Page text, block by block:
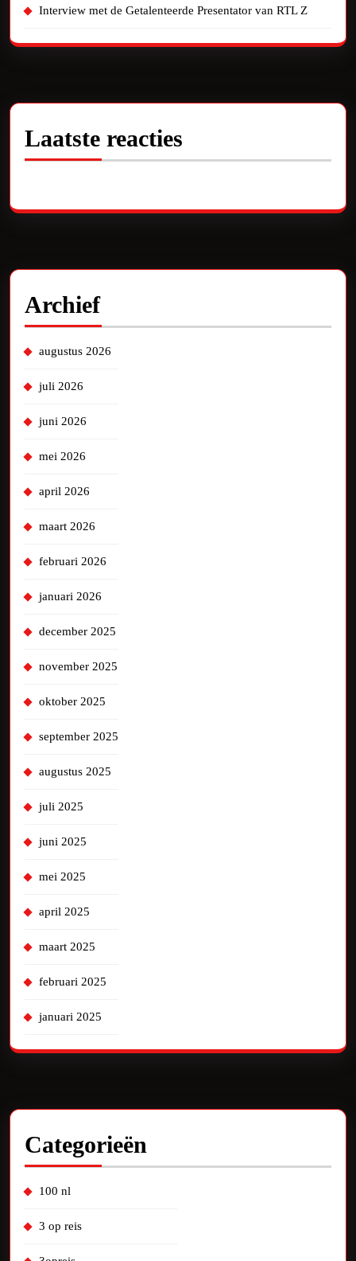
Interview met de Getalenteerde Presentator van RTL Z
Laatste reacties
Archief
augustus 2026
juli 2026
juni 2026
mei 2026
april 2026
maart 2026
februari 2026
januari 2026
december 2025
november 2025
oktober 2025
september 2025
augustus 2025
juli 2025
juni 2025
mei 2025
april 2025
maart 2025
februari 2025
januari 2025
Categorieën
100 nl
3 op reis